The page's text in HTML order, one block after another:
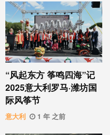
“风起东方 筝鸣四海”记
2025意大利罗马·潍坊国
际风筝节
意大利 1 年 之前